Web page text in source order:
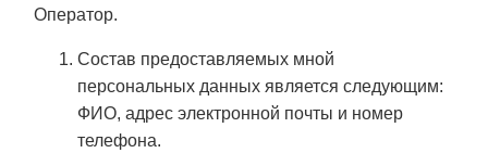
Оператор.
Состав предоставляемых мной
персональных данных является следующим:
ФИО, адрес электронной почты и номер
телефона.